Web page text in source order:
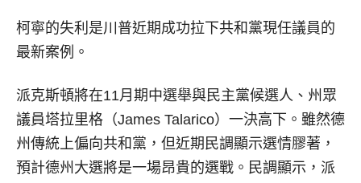
柯寧的失利是川普近期成功拉下共和黨現任議員的
最新案例。
派克斯頓將在11月期中選舉與民主黨候選人、州眾
議員塔拉里格（James Talarico）一決高下。雖然德
州傳統上偏向共和黨，但近期民調顯示選情膠著，
預計德州大選將是一場昂貴的選戰。民調顯示，派